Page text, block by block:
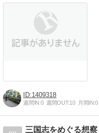
1409318
週間IN:0 週間OUT:10 月間IN:0
三国志をめぐる想察